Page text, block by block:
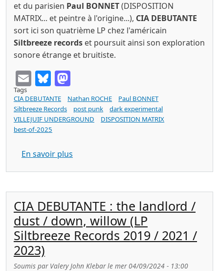
et du parisien Paul BONNET(DISPOSITION
MATRIX... et peintre à l'origine...), CIA DEBUTANTE
sort ici son quatrième LP chez l'américain
Siltbreeze records et poursuit ainsi son exploration
sonore étrange et bruitiste.
EmailBluesky
Tags
CIA DEBUTANTE
Nathan ROCHE
Paul BONNET
Siltbreeze Records
post punk
dark experimental
VILLEJUIF UNDERGROUND
DISPOSITION MATRIX
best-of-2025
En savoir plus
CIA DEBUTANTE : the landlord /
dust / down, willow (LP
Siltbreeze Records 2019 / 2021 /
2023)
Soumis par Valery John Klebarle mer 04/09/2024 - 13:00